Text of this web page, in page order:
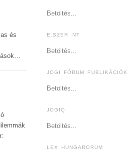
és
Betöltés...
E.SZER.INT
Betöltés...
JOGI FÓRUM PUBLIKÁCIÓK
Betöltés...
JOGIQ
Betöltés...
LEX HUNGARORUM